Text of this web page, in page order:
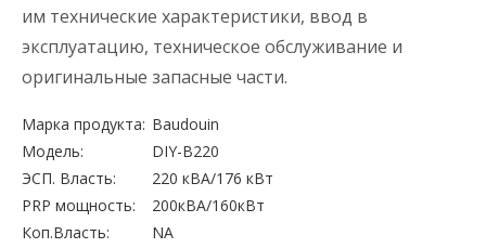
им технические характеристики, ввод в
эксплуатацию, техническое обслуживание и
оригинальные запасные части.
Марка продукта: Baudouin
Модель:
DIY-B220
ЭСП. Власть:
220 кВА/176 кВт
PRP мощность:
200кВА/160кВт
Коп.Власть:
NA